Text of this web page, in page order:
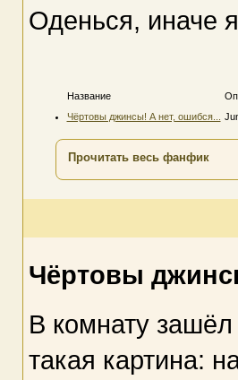
Оденься, иначе
Название
Чёртовы джинсы! А нет, ошибся...
Прочитать весь фанфик
Чёртовы
В комнату зашёл
такая картина: